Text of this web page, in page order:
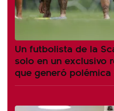
Un futbolista de la
solo en un exclusivo
que generó polémica